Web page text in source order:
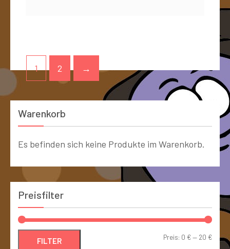
1 2 →
Warenkorb
Es befinden sich keine Produkte im Warenkorb.
Preisfilter
FILTER Preis: 0 €— 20 €